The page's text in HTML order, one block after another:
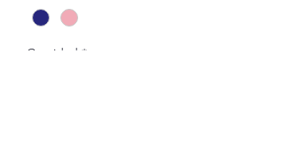
Cantidad *